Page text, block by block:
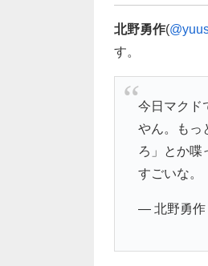
北野勇作(
す。
今日マクド
やん。もっ
ろ」とか喋
すごいな。
— 北野勇作